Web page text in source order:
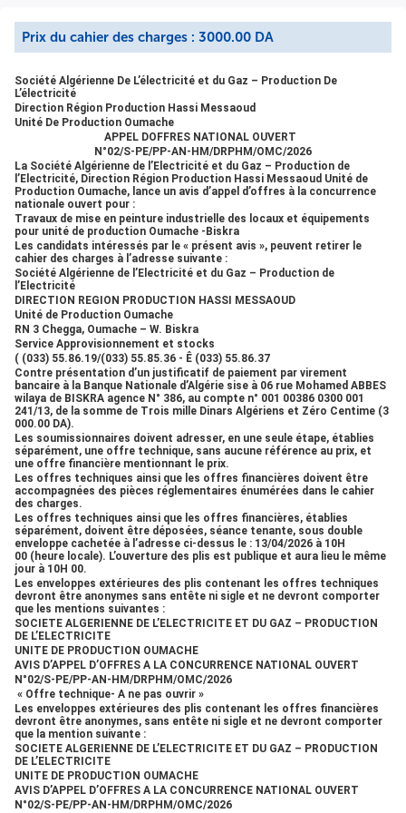
55.86.37Contre présentation d’un justificatif de paiement
par virement bancaire à la Banque Nationale d’Algérie sise
à 06 rue Mohamed ABBES wilaya de BISKRA agence N°
386, au compte n° 001 00386 0300 001 241/13, de la
somme de Trois mille Dinars Algériens et Zéro Centime (3
000.00 DA).Les soumissionnaires doivent adresser, en une
seule étape, établies séparément, une offre technique,
sans aucune référence au prix, et une offre financière
mentionnant le prix.Les offres techniques ainsi que les
offres financières doivent être accompagnées des pièces
réglementaires énumérées dans le cahier des charges.Les
offres techniques ainsi que les offres financières, établies
séparément, doivent être déposées, séance tenante, sous
double enveloppe cachetée à l’adresse ci-dessus le :
13/04/2026 à 10H 00 (heure locale). L’ouverture des plis
est publique et aura lieu le même jour à 10H 00.Les
enveloppes extérieures des plis contenant les offres
techniques devront être anonymes sans entête ni sigle et
ne devront comporter que les mentions suivantes
:SOCIETE ALGERIENNE DE L’ELECTRICITE ET DU GAZ –
PRODUCTION DE L’ELECTRICITEUNITE DE PRODUCTION
OUMACHEAVIS D’APPEL D’OFFRES A LA CONCURRENCE
NATIONAL OUVERTN°02/S-PE/PP-AN-
HM/DRPHM/OMC/2026 « Offre technique- A ne pas ouvrir
»Les enveloppes extérieures des plis contenant les offres
financières devront être anonymes, sans entête ni sigle et
ne devront comporter que la mention suivante :SOCIETE
ALGERIENNE DE L’ELECTRICITE ET DU GAZ –
PRODUCTION DE L’ELECTRICITEUNITE DE PRODUCTION
OUMACHEAVIS D’APPEL D’OFFRES A LA CONCURRENCE
NATIONAL OUVERTN°02/S-PE/PP-AN-
HM/DRPHM/OMC/2026 « Offre financière- A ne pas ouvrir
»Toutes les offres techniques doivent être accompagnées
au moment de la remise des offres ou au plus tard à la date
limite du dépôt des offres d’une caution de soumission
établie au profit de la Sonelgaz - Production de
l’Electricité-Direction Région Production Hassi Messaoud -
Unité d’Oumache, d’un montant de : Supérieur à Un pour
cent (1%) du montant total de l’offre financière en TTC,
émanant d'une banque de droit algérien de premier
ordre.Les soumissionnaires restent engagés par leurs offres
pendant une durée de 180 jours à compter de la date
limite de remise des offres. A -=-=-=-
Société Algérienne De L’électricité et du Gaz – Production De L’électricité
Direction Région Production Hassi Messaoud
Unité De Production Oumache
Prix du cahier des charges : 3000.00 DA
Société Algérienne De L’électricité et du Gaz – Production De
L’électricité
Direction Région Production Hassi Messaoud
Unité De Production Oumache
APPEL DOFFRES NATIONAL OUVERT
N°02/S-PE/PP-AN-HM/DRPHM/OMC/2026
La Société Algérienne de l’Electricité et du Gaz – Production de
l’Electricité, Direction Région Production Hassi Messaoud Unité de
Production Oumache, lance un avis d’appel d’offres à la concurrence
nationale ouvert pour :
Travaux de mise en peinture industrielle des locaux et équipements
pour unité de production Oumache -Biskra
Les candidats intéressés par le « présent avis », peuvent retirer le
cahier des charges à l’adresse suivante :
Société Algérienne de l’Electricité et du Gaz – Production de
l’Electricité
DIRECTION REGION PRODUCTION HASSI MESSAOUD
Unité de Production Oumache
RN 3 Chegga, Oumache – W. Biskra
Service Approvisionnement et stocks
( (033) 55.86.19/(033) 55.85.36 - Ê (033) 55.86.37
Contre présentation d’un justificatif de paiement par virement
bancaire à la Banque Nationale d’Algérie sise à 06 rue Mohamed ABBES
wilaya de BISKRA agence N° 386, au compte n° 001 00386 0300 001
241/13, de la somme de Trois mille Dinars Algériens et Zéro Centime (3
000.00 DA).
Les soumissionnaires doivent adresser, en une seule étape, établies
séparément, une offre technique, sans aucune référence au prix, et
une offre financière mentionnant le prix.
Les offres techniques ainsi que les offres financières doivent être
accompagnées des pièces réglementaires énumérées dans le cahier
des charges.
Les offres techniques ainsi que les offres financières, établies
séparément, doivent être déposées, séance tenante, sous double
enveloppe cachetée à l’adresse ci-dessus le : 13/04/2026 à 10H
00 (heure locale). L’ouverture des plis est publique et aura lieu le même
jour à 10H 00.
Les enveloppes extérieures des plis contenant les offres techniques
devront être anonymes sans entête ni sigle et ne devront comporter
que les mentions suivantes :
SOCIETE ALGERIENNE DE L’ELECTRICITE ET DU GAZ – PRODUCTION
DE L’ELECTRICITE
UNITE DE PRODUCTION OUMACHE
AVIS D’APPEL D’OFFRES A LA CONCURRENCE NATIONAL OUVERT
N°02/S-PE/PP-AN-HM/DRPHM/OMC/2026
« Offre technique- A ne pas ouvrir »
Les enveloppes extérieures des plis contenant les offres financières
devront être anonymes, sans entête ni sigle et ne devront comporter
que la mention suivante :
SOCIETE ALGERIENNE DE L’ELECTRICITE ET DU GAZ – PRODUCTION
DE L’ELECTRICITE
UNITE DE PRODUCTION OUMACHE
AVIS D’APPEL D’OFFRES A LA CONCURRENCE NATIONAL OUVERT
N°02/S-PE/PP-AN-HM/DRPHM/OMC/2026